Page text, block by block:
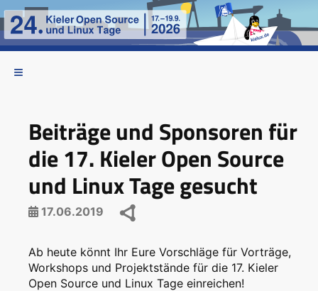
Beiträge und Sponsoren für
die 17. Kieler Open Source
und Linux Tage gesucht
17.06.2019
Ab heute könnt Ihr Eure Vorschläge für Vorträge,
Workshops und Projektstände für die 17. Kieler
Open Source und Linux Tage einreichen!